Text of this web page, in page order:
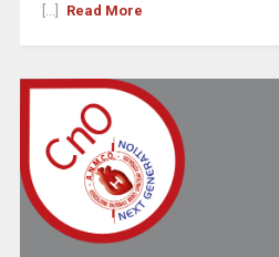
[...] Read More